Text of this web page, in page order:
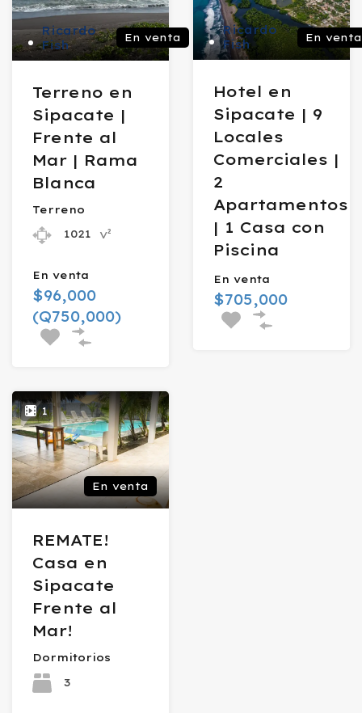
Ricardo
Fish
En venta
Terreno en
Sipacate |
Frente al
Mar | Rama
Blanca
Terreno
1021
v²
En venta
$96,000
(Q750,000)
Ricardo
Fish
En venta
Hotel en
Sipacate | 9
Locales
Comerciales |
2
Apartamentos
| 1 Casa con
Piscina
En venta
$705,000
1
En venta
REMATE!
Casa en
Sipacate
Frente al
Mar!
Dormitorios
3